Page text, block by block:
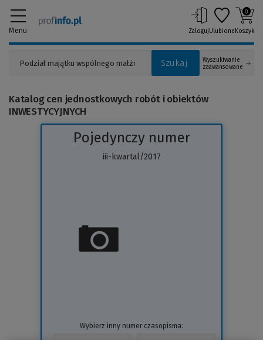
Menu
Szukaj
Wyszukiwanie
zaawansowane
ZalogujUlubione
0
Koszyk
Katalog cen jednostkowych robót i obiektów
INWESTYCYJNYCH
Pojedynczy numer
iii-kwartal/2017
Wybierz inny numer czasopisma: